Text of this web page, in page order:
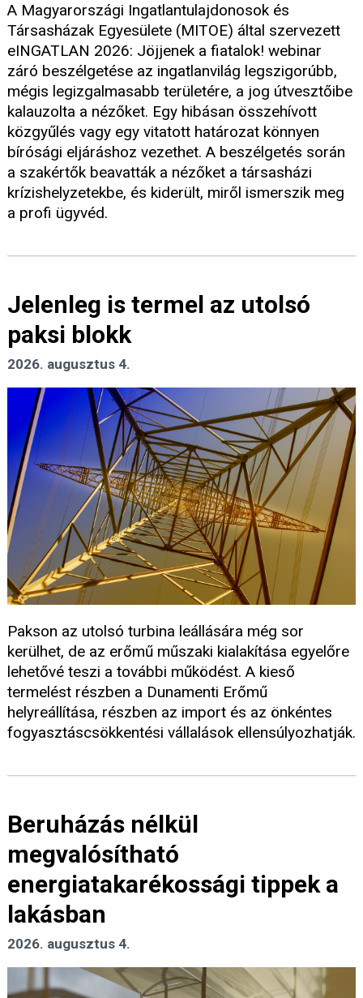
A Magyarországi Ingatlantulajdonosok és
Társasházak Egyesülete (MITOE) által szervezett
eINGATLAN 2026: Jöjjenek a fiatalok! webinar
záró beszélgetése az ingatlanvilág legszigorúbb,
mégis legizgalmasabb területére, a jog útvesztőibe
kalauzolta a nézőket. Egy hibásan összehívott
közgyűlés vagy egy vitatott határozat könnyen
bírósági eljáráshoz vezethet. A beszélgetés során
a szakértők beavatták a nézőket a társasházi
krízishelyzetekbe, és kiderült, miről ismerszik meg
a profi ügyvéd.
Jelenleg is termel az utolsó
paksi blokk
2026. augusztus 4.
Pakson az utolsó turbina leállására még sor
kerülhet, de az erőmű műszaki kialakítása egyelőre
lehetővé teszi a további működést. A kieső
termelést részben a Dunamenti Erőmű
helyreállítása, részben az import és az önkéntes
fogyasztáscsökkentési vállalások ellensúlyozhatják.
Beruházás nélkül
megvalósítható
energiatakarékossági tippek a
lakásban
2026. augusztus 4.